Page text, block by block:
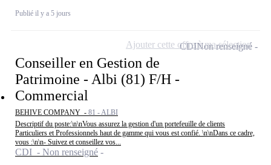
Publié il y a 5 jours
Conseiller en Gestion de
Patrimoine - Albi (81) F/H -
Commercial
BEHIVE COMPANY - 81 - ALBI
Descriptif du poste:\n\nVous assurez la gestion d'un portefeuille de clients
Particuliers et Professionnels haut de gamme qui vous est confié. \n\nDans ce cadre,
vous :\n\n- Suivez et conseillez vos...
CDI - Non renseigné
CDINon renseigné
Ajouter cette offre à ma sélection